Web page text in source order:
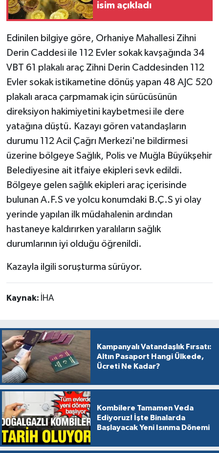
isim açıkladı
Edinilen bilgiye göre, Orhaniye Mahallesi Zihni
Derin Caddesi ile 112 Evler sokak kavşağında 34
VBT 61 plakalı araç Zihni Derin Caddesinden 112
Evler sokak istikametine dönüş yapan 48 AJC 520
plakalı araca çarpmamak için sürücüsünün
direksiyon hakimiyetini kaybetmesi ile dere
yatağına düştü. Kazayı gören vatandaşların
durumu 112 Acil Çağrı Merkezi'ne bildirmesi
üzerine bölgeye Sağlık, Polis ve Muğla Büyükşehir
Belediyesine ait itfaiye ekipleri sevk edildi.
Bölgeye gelen sağlık ekipleri araç içerisinde
bulunan A.F.S ve yolcu konumdaki B.Ç.S yi olay
yerinde yapılan ilk müdahalenin ardından
hastaneye kaldırırken yaralıların sağlık
durumlarının iyi olduğu öğrenildi.
Kazayla ilgili soruşturma sürüyor.
Kaynak: İHA
Kampanyalı Vatandaşlık Fırsatı:
Altın Pasaport Hangi Ülkede,
Ücreti Ne Kadar?
Kombilere Tamamen Veda
Ediyoruz! İşte Binalarda
Başlayacak Yeni Isınma Dönemi